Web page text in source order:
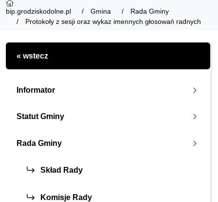
bip.grodziskodolne.pl Gmina
Rada Gminy
Protokoły z sesji oraz wykaz imennych głosowań radnych
« wstecz
Informator
Statut Gminy
Rada Gminy
Skład Rady
Komisje Rady